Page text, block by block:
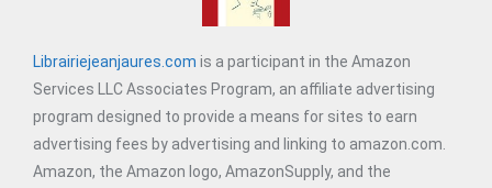
Librairiejeanjaures.com is a participant in the Amazon
Services LLC Associates Program, an affiliate advertising
program designed to provide a means for sites to earn
advertising fees by advertising and linking to amazon.com.
Amazon, the Amazon logo, AmazonSupply, and the